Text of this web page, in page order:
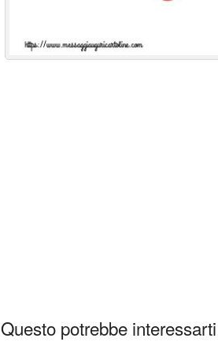
Questo potrebbe